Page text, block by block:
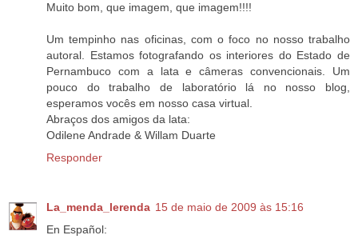
Muito bom, que imagem, que imagem!!!!
Um tempinho nas oficinas, com o foco no nosso trabalho
autoral. Estamos fotografando os interiores do Estado de
Pernambuco com a lata e câmeras convencionais. Um
pouco do trabalho de laboratório lá no nosso blog,
esperamos vocês em nosso casa virtual.
Abraços dos amigos da lata:
Odilene Andrade & Willam Duarte
Responder
La_menda_lerenda 15 de maio de 2009 às 15:16
En Español: